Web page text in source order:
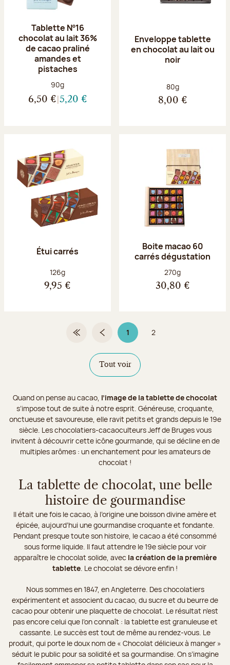
Tablette Nº16
chocolat au lait 36%
de cacao praliné
amandes et
pistaches
Poids net :
90g
6,50 € 5,20 €
Enveloppe tablette
en chocolat au lait ou
noir
Poids net :
80g
8,00 €
Étui carrés
Poids net :
126g
9,95 €
Boite macao 60
carrés dégustation
Poids net :
270g
30,80 €
Première pagePage précédente
1Page 1 sur 2
Page
2
Tout voir
Quand on pense au cacao, l’image de la tablette de chocolat
s’impose tout de suite à notre esprit. Généreuse, croquante,
onctueuse et savoureuse, elle ravit petits et grands depuis le 19e
siècle. Les chocolatiers-cacaoculteurs Jeff de Bruges vous
invitent à découvrir cette icône gourmande, qui se décline en de
multiples arômes : un enchantement pour les amateurs de
chocolat !
La tablette de chocolat, une belle
histoire de gourmandise
Il était une fois le cacao, à l’origine une boisson divine amère et
épicée, aujourd’hui une gourmandise croquante et fondante.
Pendant presque toute son histoire, le cacao a été consommé
sous forme liquide. Il faut attendre le 19e siècle pour voir
apparaître le chocolat solide, avec la création de la première
tablette. Le chocolat se dévore enfin !
Nous sommes en 1847, en Angleterre. Des chocolatiers
expérimentent et associent du cacao, du sucre et du beurre de
cacao pour obtenir une plaquette de chocolat. Le résultat n’est
pas encore celui que l’on connaît : la tablette est granuleuse et
cassante. Le succès est tout de même au rendez-vous. Le
produit, qui porte le doux nom de « Chocolat délicieux à manger »
séduit le public pour sa solidité et sa gourmandise. On s’imagine